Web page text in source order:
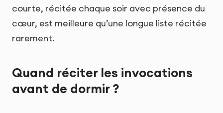
courte, récitée chaque soir avec présence du
cœur, est meilleure qu’une longue liste récitée
rarement.
Quand réciter les invocations
avant de dormir ?